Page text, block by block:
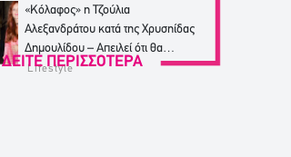
«Κόλαφος» η Τζούλια
Αλεξανδράτου κατά της Χρυσηίδας
Δημουλίδου – Απειλεί ότι θα
κινηθεί νομικά
Lifestyle
ΔΕΙΤΕ ΠΕΡΙΣΣΟΤΕΡΑ